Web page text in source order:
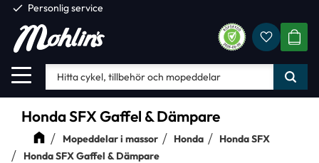
Meny
check Personlig service
Honda SFX Gaffel & Dämpare
Mopeddelar i massor Honda
Honda SFX
Honda SFX Gaffel & Dämpare